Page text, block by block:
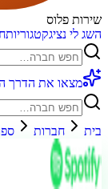
שירות פלוס
השג לי נציגקטגוריות
מצאו את הדרך
בית חברות